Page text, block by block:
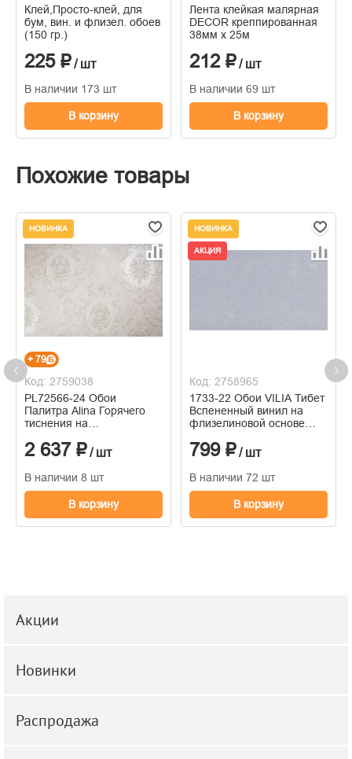
Клей,Просто-клей, для
бум, вин. и флизел. обоев
(150 гр.)
225 ₽/ шт
В наличии 173 шт
В корзину
Лента клейкая малярная
DECOR креппированная
38мм х 25м
212 ₽/ шт
В наличии 69 шт
В корзину
Похожие товары
НОВИНКА
+ 79
Код: 2759038
PL72566-24 Обои
Палитра Alina Горячего
тиснения на
1.06м x 10.05
2 637 ₽/ шт
В наличии 8 шт
В корзину
НОВИНКА
АКЦИЯ
Код: 2758965
1733-22 Обои VILIA Тибет
Вспененный винил на
флизелиновой основе
799 ₽/ шт
В наличии 72 шт
В корзину
Акции
Новинки
Распродажа